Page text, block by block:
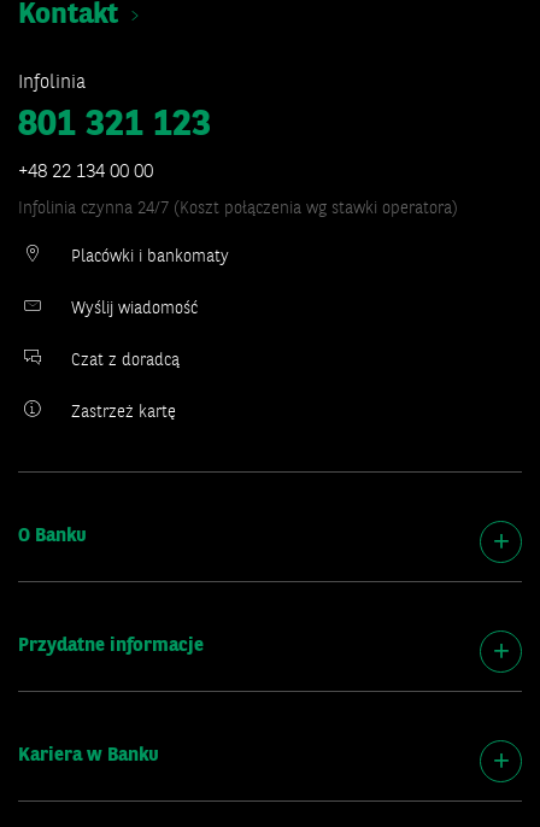
Kontakt
Infolinia
801 321 123
+48 22 134 00 00
Infolinia czynna 24/7 (Koszt połączenia wg stawki operatora)
Placówki i bankomaty
Wyślij wiadomość
Czat z doradcą
Zastrzeż kartę
O Banku
Przydatne informacje
Kariera w Banku